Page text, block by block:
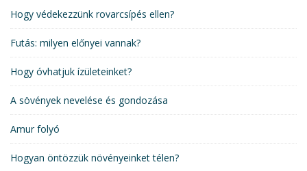
Hogy védekezzünk rovarcsípés ellen?
Futás: milyen előnyei vannak?
Hogy óvhatjuk ízületeinket?
A sövények nevelése és gondozása
Amur folyó
Hogyan öntözzük növényeinket télen?